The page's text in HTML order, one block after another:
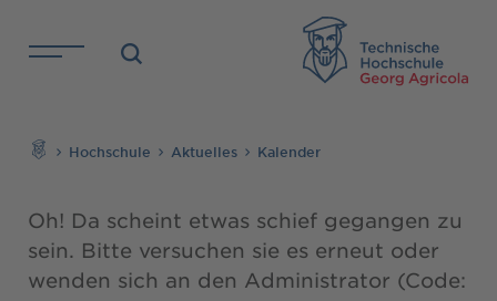
Direkt zu den Inhalten springen
Hochschule Aktuelles Kalender
Oh! Da scheint etwas schief gegangen zu
sein. Bitte versuchen sie es erneut oder
wenden sich an den Administrator (Code: